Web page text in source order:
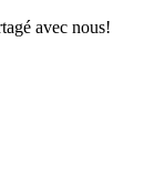
avec nous!